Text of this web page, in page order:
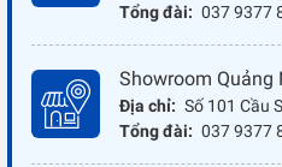
Tổng đài: 037 9377
Showroom Quảng
Địa chỉ: Số 101 Cầu
Tổng đài: 037 9377